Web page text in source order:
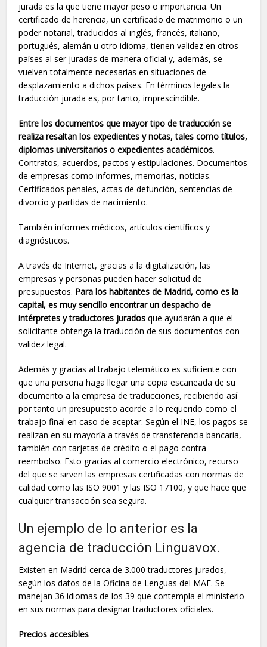
jurada es la que tiene mayor peso o importancia. Un
certificado de herencia, un certificado de matrimonio o un
poder notarial, traducidos al inglés, francés, italiano,
portugués, alemán u otro idioma, tienen validez en otros
países al ser juradas de manera oficial y, además, se
vuelven totalmente necesarias en situaciones de
desplazamiento a dichos países. En términos legales la
traducción jurada es, por tanto, imprescindible.
Entre los documentos que mayor tipo de traducción se
realiza resaltan los expedientes y notas, tales como títulos,
diplomas universitarios o expedientes académicos.
Contratos, acuerdos, pactos y estipulaciones. Documentos
de empresas como informes, memorias, noticias.
Certificados penales, actas de defunción, sentencias de
divorcio y partidas de nacimiento.
También informes médicos, artículos científicos y
diagnósticos.
A través de Internet, gracias a la digitalización, las
empresas y personas pueden hacer solicitud de
presupuestos. Para los habitantes de Madrid, como es la
capital, es muy sencillo encontrar un despacho de
intérpretes y traductores jurados que ayudarán a que el
solicitante obtenga la traducción de sus documentos con
validez legal.
Además y gracias al trabajo telemático es suficiente con
que una persona haga llegar una copia escaneada de su
documento a la empresa de traducciones, recibiendo así
por tanto un presupuesto acorde a lo requerido como el
trabajo final en caso de aceptar. Según el INE, los pagos se
realizan en su mayoría a través de transferencia bancaria,
también con tarjetas de crédito o el pago contra
reembolso. Esto gracias al comercio electrónico, recurso
del que se sirven las empresas certificadas con normas de
calidad como las ISO 9001 y las ISO 17100, y que hace que
cualquier transacción sea segura.
Un ejemplo de lo anterior es la
agencia de traducción Linguavox.
Existen en Madrid cerca de 3.000 traductores jurados,
según los datos de la Oficina de Lenguas del MAE. Se
manejan 36 idiomas de los 39 que contempla el ministerio
en sus normas para designar traductores oficiales.
Precios accesibles